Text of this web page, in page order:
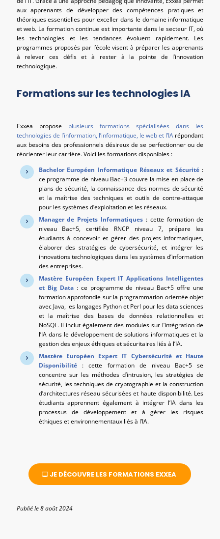
aux apprenants de développer des compétences pratiques et
théoriques essentielles pour exceller dans le domaine informatique
et web. La formation continue est importante dans le secteur IT, où
les technologies et les tendances évoluent rapidement. Les
programmes proposés par l’école visent à préparer les apprenants
à relever ces défis et à rester à la pointe de l’innovation
technologique.
Formations sur les technologies IA
Exxea propose plusieurs formations spécialisées dans les
technologies de l’information, l’informatique, le web et l’IA répondant
aux besoins des professionnels désireux de se perfectionner ou de
réorienter leur carrière. Voici les formations disponibles :
Bachelor Européen Informatique Réseaux et Sécurité:
ce programme de niveau Bac+3 couvre la mise en place de
plans de sécurité, la connaissance des normes de sécurité
et la maîtrise des techniques et outils de contre-attaque
pour les systèmes d’exploitation et les réseaux.
Manager de Projets Informatiques : cette formation de
niveau Bac+5, certifiée RNCP niveau 7, prépare les
étudiants à concevoir et gérer des projets informatiques,
élaborer des stratégies de cybersécurité, et intégrer les
innovations technologiques dans les systèmes d’information
des entreprises.
Mastère Européen Expert IT Applications Intelligentes
et Big Data: ce programme de niveau Bac+5 offre une
formation approfondie sur la programmation orientée objet
avec Java, les langages Python et Perl pour les data sciences
et la maîtrise des bases de données relationnelles et
NoSQL. Il inclut également des modules sur l’intégration de
l’IA dans le développement de solutions informatiques et la
gestion des enjeux éthiques et sécuritaires liés à l’IA.
Mastère Européen Expert IT Cybersécurité et Haute
Disponibilité: cette formation de niveau Bac+5 se
concentre sur les méthodes d’intrusion, les stratégies de
sécurité, les techniques de cryptographie et la construction
d’architectures réseau sécurisées et haute disponibilité. Les
étudiants apprennent également à intégrer l’IA dans les
processus de développement et à gérer les risques
éthiques et environnementaux liés à l’IA.
JE DÉCOUVRE LES FORMATIONS EXXEA
Publié le 8 août 2024